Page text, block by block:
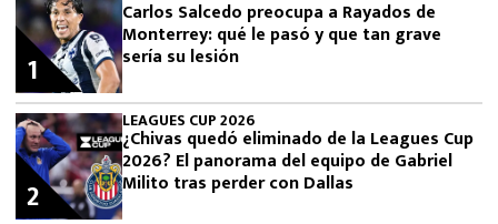
Carlos Salcedo preocupa a Rayados de
Monterrey: qué le pasó y que tan grave
sería su lesión
1
LEAGUES CUP 2026
¿Chivas quedó eliminado de la Leagues Cup
2026? El panorama del equipo de Gabriel
Milito tras perder con Dallas
2